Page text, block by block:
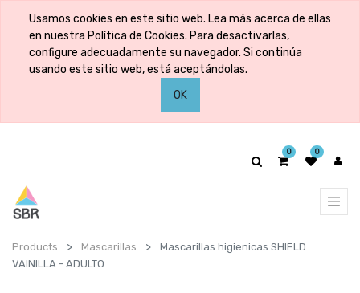
Usamos cookies en este sitio web. Lea más acerca de ellas
en nuestra Política de Cookies. Para desactivarlas,
configure adecuadamente su navegador. Si continúa
usando este sitio web, está aceptándolas.
OK
0 0
Products Mascarillas
Mascarillas higienicas SHIELD
VAINILLA - ADULTO